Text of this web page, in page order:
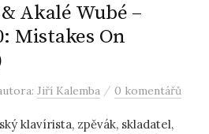
Akalé Wubé –
Mistakes On
Jiří Kalemba / 0 komentářů
klavírista, zpěvák, skladatel,